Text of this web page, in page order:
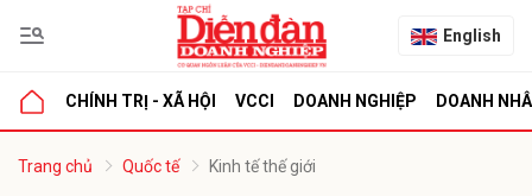
English
CHÍNH TRỊ - XÃ HỘI VCCI DOANH NGHIỆP DOANH
Trang chủ Quốc tế Kinh tế thế giới
luận